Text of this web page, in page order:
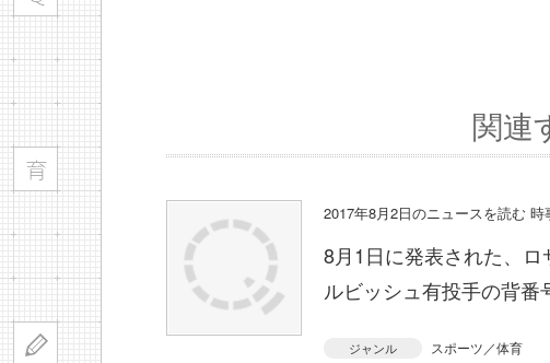
関連
2017年8月2日のニュースを読む
8月1日に発表された、
ルビッシュ有投手の背番
ジャンル スポーツ／体育